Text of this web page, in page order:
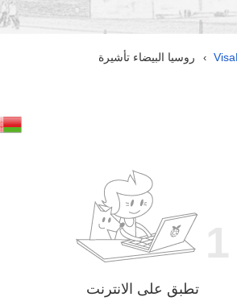
› روسيا البيضاء تأشيرة
تطبق على الانترنت